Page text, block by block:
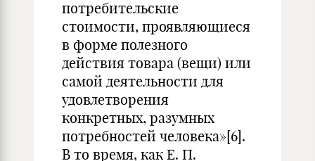
потребительские
стоимости, проявляющиеся
в форме полезного
действия товара (вещи) или
самой деятельности для
удовлетворения
конкретных, разумных
потребностей человека»[6].
В то время, как Е. П.